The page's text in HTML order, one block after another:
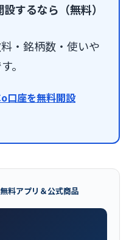
するなら（無料）
・銘柄数・使いや
。
口座を無料開設
料アプリ＆公式商品